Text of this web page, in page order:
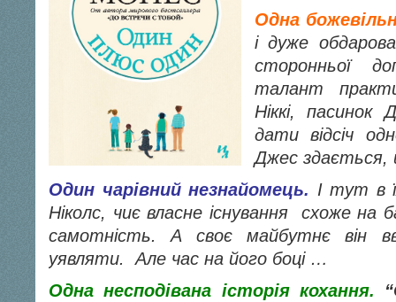
Одна
і дуже
сторонньої
талант
Ніккі,
дати відсіч
Джес
Один чарівний незнайомець. І тут в
Ніколс, чиє власне існування схоже на
самотність. А своє майбутнє він
уявляти. Але час на його боці …
Одна несподівана історія кохання.